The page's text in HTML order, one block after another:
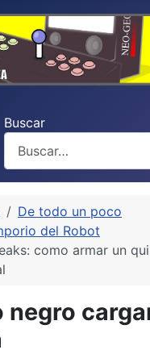
Buscar
De todo un poco
del Robot
como armar un
negro